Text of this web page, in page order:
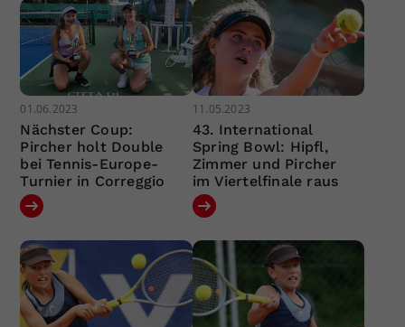
01.06.2023
Nächster Coup:
Pircher holt Double
bei Tennis-Europe-
Turnier in Correggio
11.05.2023
43. International
Spring Bowl: Hipfl,
Zimmer und Pircher
im Viertelfinale raus